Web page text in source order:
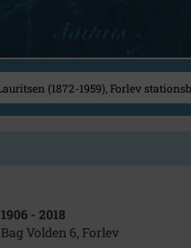
1906 - 2018
Bag Volden 6, Forlev